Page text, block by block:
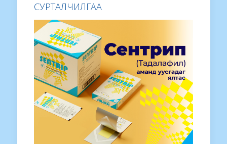
СУРТАЛЧИЛГАА